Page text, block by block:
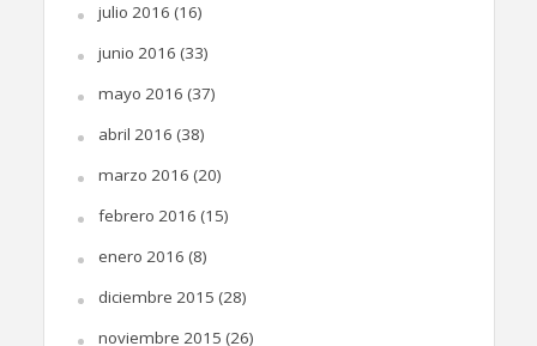
julio 2016 (16)
junio 2016 (33)
mayo 2016 (37)
abril 2016 (38)
marzo 2016 (20)
febrero 2016 (15)
enero 2016 (8)
diciembre 2015 (28)
noviembre 2015 (26)